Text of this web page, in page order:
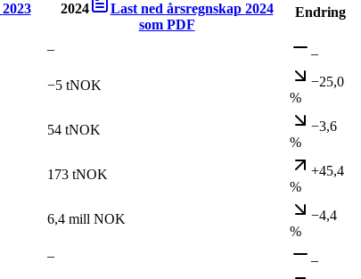
2023
2024 Last ned årsregnskap 2024
som PDF
Endring
– –
−5 tNOK
−25,0
%
54 tNOK
−3,6
%
173 tNOK
+45,4
%
6,4 mill NOK
−4,4
%
–
–